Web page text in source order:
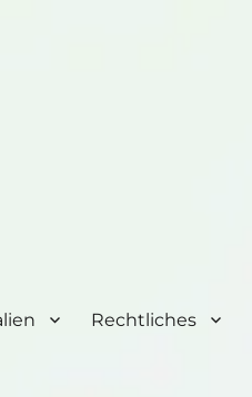
Rechtliches